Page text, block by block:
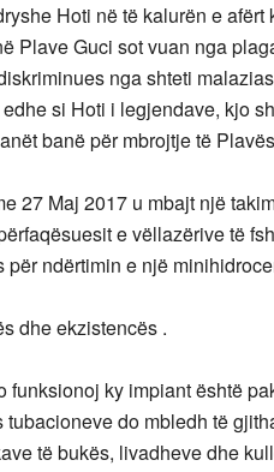
Hoti në të kalurën e
Plave Guci sot vuan nga
nga shteti
si Hoti i legjendave, kjo
banë për mbrojtje të
27 Maj 2017 u mbajt një
e vëllazërive të
për ndërtimin e një
dhe ekzistencës .
funksionoj ky impiant është
tubacioneve do mbledh të
të bukës, livadheve dhe